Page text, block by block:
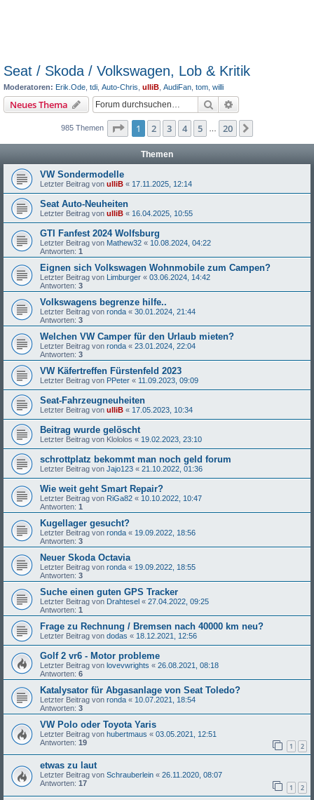
Seat / Skoda / Volkswagen, Lob & Kritik
Moderatoren: Erik.Ode tdi Auto-Chris ulliB AudiFan tom willi
Neues Thema Suche
985 Themen Seite 1von 20
1 2 3 4 5 20
Themen
VW Sondermodelle
Letzter Beitrag von ulliB « 17.11.2025, 12:14
Seat Auto-Neuheiten
Letzter Beitrag von ulliB « 16.04.2025, 10:55
GTI Fanfest 2024 Wolfsburg
Letzter Beitrag von Mathew32 « 10.08.2024, 04:22
Antworten: 1
Eignen sich Volkswagen Wohnmobile zum Campen?
Letzter Beitrag von Limburger « 03.06.2024, 14:42
Antworten: 3
Volkswagens begrenze hilfe..
Letzter Beitrag von ronda « 30.01.2024, 21:44
Antworten: 3
Welchen VW Camper für den Urlaub mieten?
Letzter Beitrag von ronda « 23.01.2024, 22:04
Antworten: 3
VW Käfertreffen Fürstenfeld 2023
Letzter Beitrag von PPeter « 11.09.2023, 09:09
Seat-Fahrzeugneuheiten
Letzter Beitrag von ulliB « 17.05.2023, 10:34
Beitrag wurde gelöscht
Letzter Beitrag von Klololos « 19.02.2023, 23:10
schrottplatz bekommt man noch geld forum
Letzter Beitrag von Jajo123 « 21.10.2022, 01:36
Wie weit geht Smart Repair?
Letzter Beitrag von RiGa82 « 10.10.2022, 10:47
Antworten: 1
Kugellager gesucht?
Letzter Beitrag von ronda « 19.09.2022, 18:56
Antworten: 3
Neuer Skoda Octavia
Letzter Beitrag von ronda « 19.09.2022, 18:55
Antworten: 3
Suche einen guten GPS Tracker
Letzter Beitrag von Drahtesel « 27.04.2022, 09:25
Antworten: 1
Frage zu Rechnung / Bremsen nach 40000 km neu?
Letzter Beitrag von dodas « 18.12.2021, 12:56
Golf 2 vr6 - Motor probleme
Letzter Beitrag von lovevwrights « 26.08.2021, 08:18
Antworten: 6
Katalysator für Abgasanlage von Seat Toledo?
Letzter Beitrag von ronda « 10.07.2021, 18:54
Antworten: 3
VW Polo oder Toyota Yaris
Letzter Beitrag von hubertmaus « 03.05.2021, 12:51
Antworten: 19 1 2
etwas zu laut
Letzter Beitrag von Schrauberlein « 26.11.2020, 08:07
Antworten: 17 1 2